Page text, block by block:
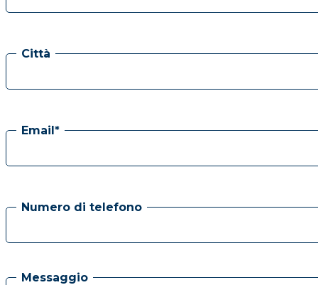
Città
Email*
Numero di telefono
Messaggio